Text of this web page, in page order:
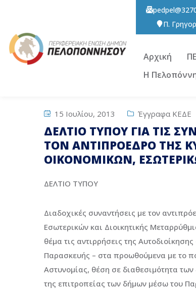
Π.
Αρχική
Η
15 Ιουλίου, 2013 Έγγραφα ΚΕΔΕ
ΔΕΛΤΙΟ ΤΥΠΟΥ ΓΙΑ ΤΙΣ
ΤΟΝ ΑΝΤΙΠΡΟΕΔΡΟ ΤΗΣ
ΟΙΚΟΝΟΜΙΚΩΝ,
ΔΕΛΤΙΟ ΤΥΠΟΥ
Διαδοχικές συναντήσεις με τον
Εσωτερικών και Διοικητικής
θέμα τις αντιρρήσεις της
Παρασκευής – στα προωθούμενα με το
Αστυνομίας, θέση σε διαθεσιμότητα
της επιτροπείας των δήμων μέσω του